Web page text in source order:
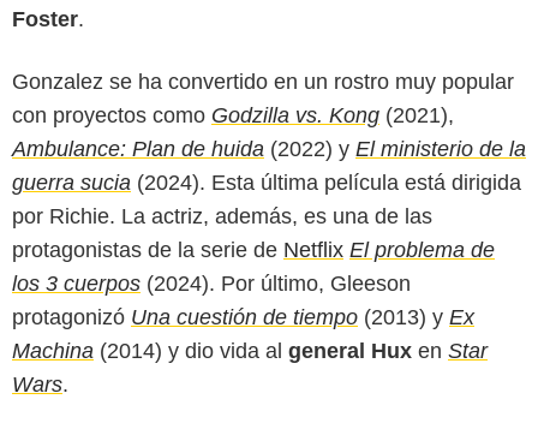
Foster.
Gonzalez se ha convertido en un rostro muy popular
con proyectos como Godzilla vs. Kong (2021),
Ambulance: Plan de huida (2022) y El ministerio de la
guerra sucia (2024). Esta última película está dirigida
por Richie. La actriz, además, es una de las
protagonistas de la serie de Netflix El problema de
los 3 cuerpos (2024). Por último, Gleeson
protagonizó Una cuestión de tiempo (2013) y Ex
Machina (2014) y dio vida al general Hux en Star
Wars.